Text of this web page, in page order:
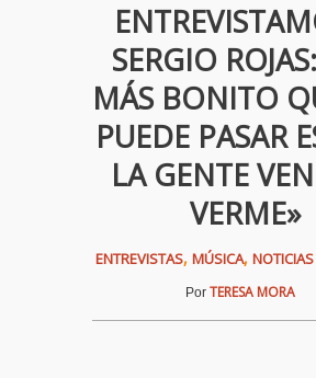
SERGIO
MÁS BONITO
PUEDE PASAR
LA GENTE
VERME»
ENTREVISTAS, MÚSICA, NOTICIAS
Por TERESA MORA